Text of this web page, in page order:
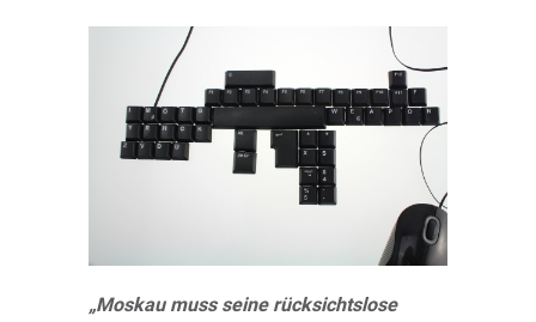
„Moskau muss seine rücksichtslose